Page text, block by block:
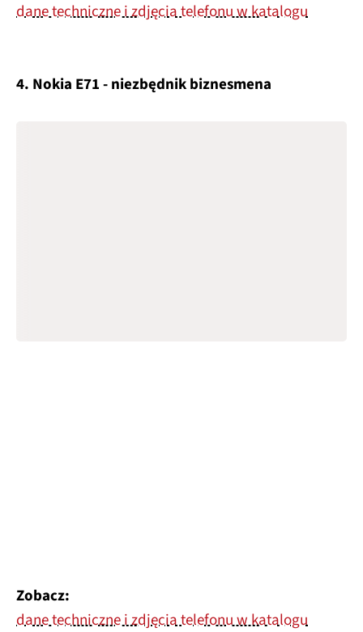
dane techniczne i zdjęcia telefonu w katalogu
4. Nokia E71 - niezbędnik biznesmena
Zobacz:
dane techniczne i zdjęcia telefonu w katalogu